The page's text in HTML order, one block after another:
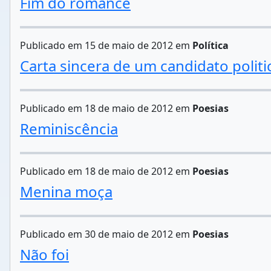
Publicado em 15 de maio de 2012 em Política
Carta sincera de um candidato
Publicado em 18 de maio de 2012 em Poesias
Reminiscência
Publicado em 18 de maio de 2012 em Poesias
Menina moça
Publicado em 30 de maio de 2012 em Poesias
Não foi